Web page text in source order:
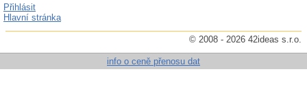
Přihlásit
Hlavní stránka
© 2008 - 2026 42ideas s.r.o.
info o ceně přenosu dat